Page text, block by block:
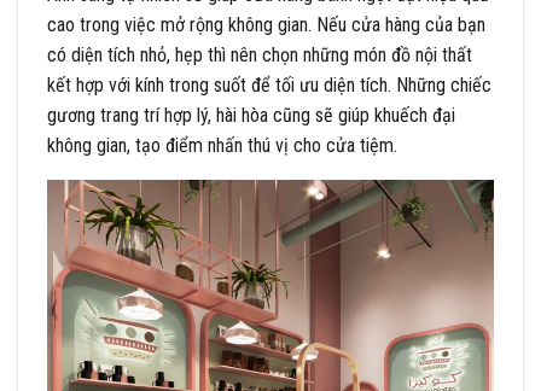
cao trong việc mở rộng không gian. Nếu cửa hàng của bạn
có diện tích nhỏ, hẹp thì nên chọn những món đồ nội thất
kết hợp với kính trong suốt để tối ưu diện tích. Những chiếc
gương trang trí hợp lý, hài hòa cũng sẽ giúp khuếch đại
không gian, tạo điểm nhấn thú vị cho cửa tiệm.